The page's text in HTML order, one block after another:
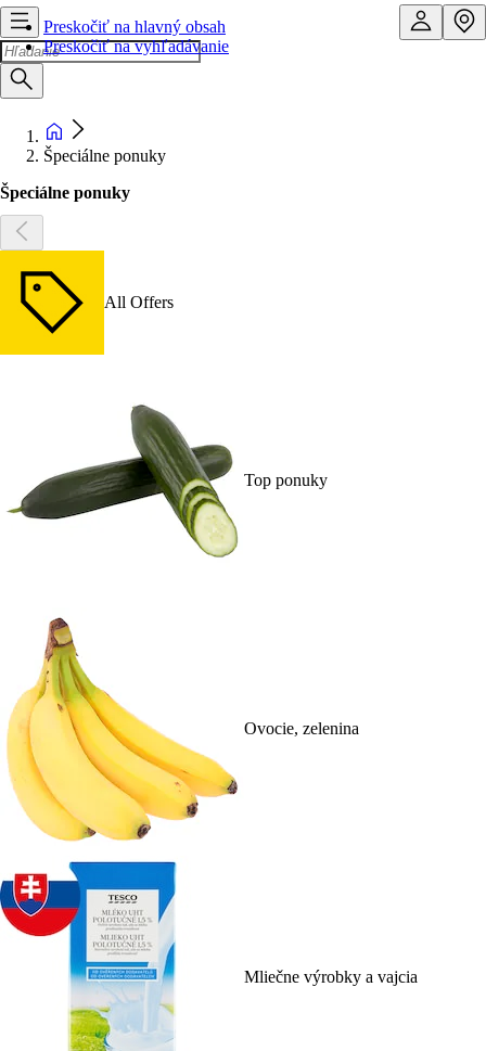
Preskočiť na hlavný obsah
Preskočiť na vyhľadávanie
Špeciálne ponuky
Špeciálne ponuky
All Offers
Top ponuky
Ovocie, zelenina
Mliečne výrobky a vajcia